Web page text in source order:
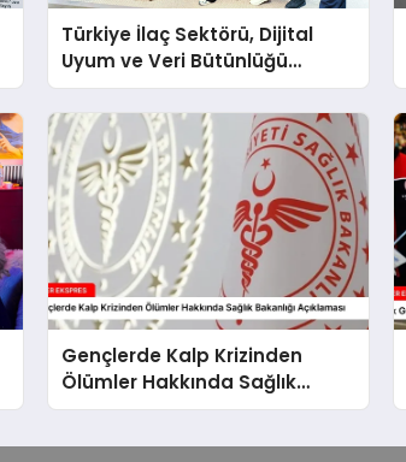
Türkiye İlaç Sektörü, Dijital
Uyum ve Veri Bütünlüğü
Gündemiyle İstanbul’da
Buluştu
Gençlerde Kalp Krizinden
Ölümler Hakkında Sağlık
Bakanlığı Açıklaması